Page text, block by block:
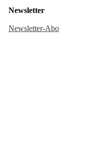
Newsletter
Newsletter-Abo